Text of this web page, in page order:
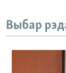
Выбар